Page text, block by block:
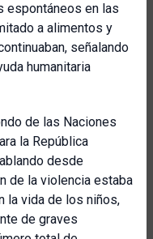
espontáneos en las
a alimentos y
señalando
humanitaria
de las Naciones
la República
desde
de la violencia estaba
la vida de los niños,
de graves